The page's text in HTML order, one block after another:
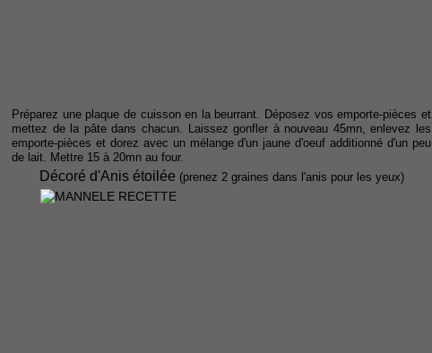
Préparez une plaque de cuisson en la beurrant. Déposez vos emporte-pièces et
mettez de la pâte dans chacun. Laissez gonfler à nouveau 45mn, enlevez les
emporte-pièces et dorez avec un mélange d'un jaune d'oeuf additionné d'un peu
de lait. Mettre 15 à 20mn au four.
Décoré d'Anis étoilée (prenez 2 graines dans l'anis pour les yeux)